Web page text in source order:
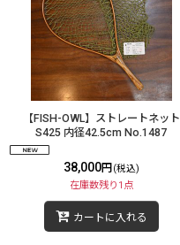
【FISH-OWL】ストレートネット
S425 内径42.5cm No.1487
38,000円 (税込)
在庫数残り1点
カートに入れる